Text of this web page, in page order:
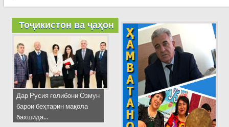
Тоҷикистон ва ҷаҳон
Дар Русия ғолибони Озмун
барои беҳтарин мақола
бахшида...